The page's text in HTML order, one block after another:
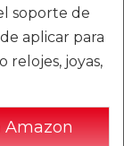
soporte de
aplicar para
relojes, joyas,
Amazon